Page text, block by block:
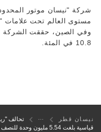
مستوى العالم تحت علامات
وفي الصين، حققت الشركة
10.8 في المئة.
نيسان قطر
تحالف
قياسية بلغت 5.54 مليون وحدة للنصف الأول من العام